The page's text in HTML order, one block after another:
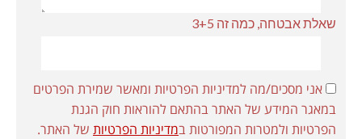
שאלת אבטחה, כמה זה 3+5
אני מסכים/מה למדיניות הפרטיות ומאשר שמירת הפרטים
במאגר המידע של האתר בהתאם להוראות חוק הגנת
הפרטיות ולמטרות המפורטות במדיניות הפרטיות של האתר.